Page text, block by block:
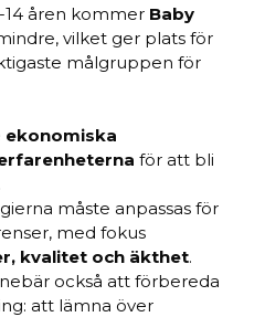
åren kommer Baby
vilket ger plats för
målgruppen för
ekonomiska
för att bli
måste anpassas för
med fokus
kvalitet och äkthet.
också att förbereda
att lämna över